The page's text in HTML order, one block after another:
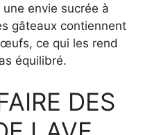
envie sucrée à
gâteaux contiennent
ce qui les rend
équilibré.
DES